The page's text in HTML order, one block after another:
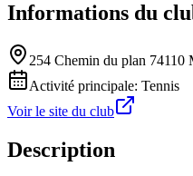
Informations du
254 Chemin du plan 74110
Activité principale: Tennis
Voir le site du club
Description